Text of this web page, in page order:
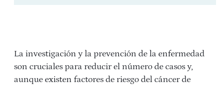
La investigación y la prevención de la enfermedad
son cruciales para reducir el número de casos y,
aunque existen factores de riesgo del cáncer de